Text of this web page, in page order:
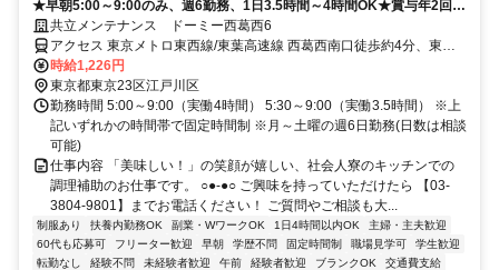
★早朝5:00～9:00のみ、週6勤務、1日3.5時間～4時間OK★賞与年2回支
給★扶養内勤務・Wワーク大歓迎★
共立メンテナンス ドーミー西葛西6
アクセス 東京メトロ東西線/東葉高速線 西葛西南口徒歩約4分、東京
メトロ東西線/ＪＲ中央本線 葛西西口徒歩約22分、都営新宿線 船堀南
口徒歩約32分 清新町健康サポートセンター前バス停より徒歩2分
時給1,226円
東京都東京23区江戸川区
勤務時間 5:00～9:00（実働4時間） 5:30～9:00（実働3.5時間） ※上
記いずれかの時間帯で固定時間制 ※月～土曜の週6日勤務(日数は相談
可能)
仕事内容 「美味しい！」の笑顔が嬉しい、社会人寮のキッチンでの
調理補助のお仕事です。 ○●-●○ ご興味を持っていただけたら 【03-
3804-9801】までお電話ください！ ご質問やご相談も大...
制服あり 扶養内勤務OK 副業・WワークOK 1日4時間以内OK
主婦・主夫歓迎
60代も応募可
フリーター歓迎 早朝 学歴不問 固定時間制 職場見学可
学生歓迎
転勤なし
経験不問 未経験者歓迎 午前 経験者歓迎 ブランクOK
交通費支給